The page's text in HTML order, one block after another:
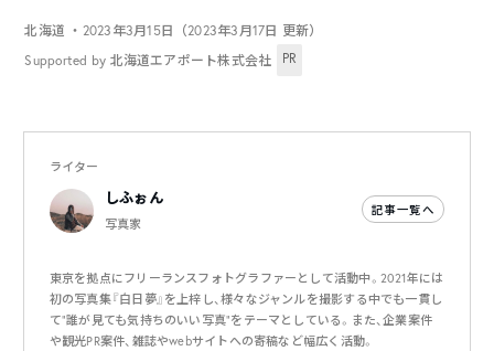
北海道 ・2023年3月15日（2023年3月17日 更新）
Supported by 北海道エアポート株式会社
PR
ライター
しふぉん
写真家
記事一覧へ
東京を拠点にフリーランスフォトグラファーとして活動中。2021年には
初の写真集『白日夢』を上梓し、様々なジャンルを撮影する中でも一貫し
て“誰が見ても気持ちのいい写真“をテーマとしている。また、企業案件
や観光PR案件、雑誌やwebサイトへの寄稿など幅広く活動。